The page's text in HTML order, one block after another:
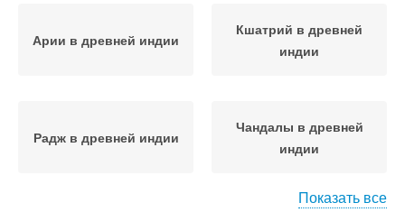
Арии в древней индии
Кшатрий в древней
индии
Радж в древней индии
Чандалы в древней
индии
Показать все